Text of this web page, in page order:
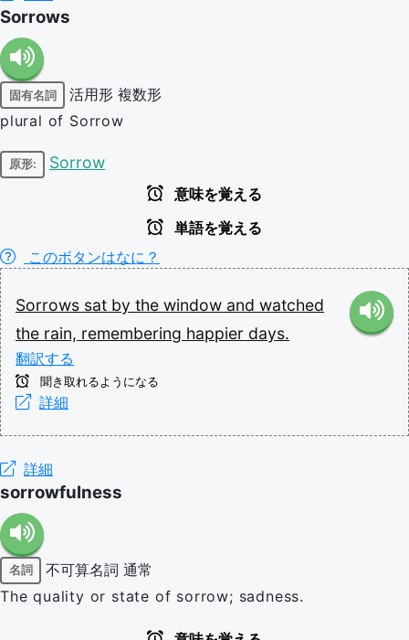
Sorrows
固有名詞 活用形 複数形
plural of Sorrow
原形: Sorrow
意味を覚える
単語を覚える
このボタンはなに？
Sorrows sat by the window and watched
the rain, remembering happier days.
翻訳する
聞き取れるようになる
詳細
詳細
sorrowfulness
名詞 不可算名詞 通常
The quality or state of sorrow; sadness.